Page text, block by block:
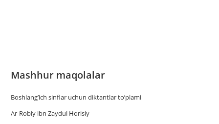
Mashhur maqolalar
Boshlang’ich sinflar uchun diktantlar to’plami
Ar-Robiy ibn Zaydul Horisiy